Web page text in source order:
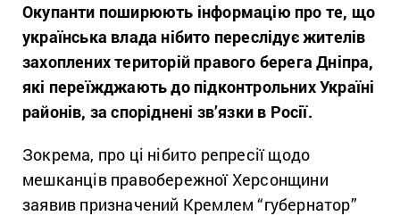
Окупанти поширюють інформацію про те, що
українська влада нібито переслідує жителів
захоплених територій правого берега Дніпра,
які переїжджають до підконтрольних Україні
районів, за споріднені зв’язки в Росії.
Зокрема, про ці нібито репресії щодо
мешканців правобережної Херсонщини
заявив призначений Кремлем “губернатор”